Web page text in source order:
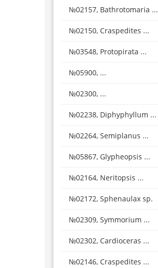
№02157, Bathrotomaria ...
№02150, Craspedites ...
№03548, Protopirata ...
№05900, ...
№02300, ...
№02238, Diphyphyllum ...
№02264, Semiplanus ...
№05867, Glypheopsis ...
№02164, Neritopsis ...
№02172, Sphenaulax sp.
№02309, Symmorium ...
№02302, Cardioceras ...
№02146, Craspedites ...